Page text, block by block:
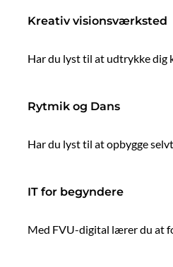
Kreativ visionsværksted
Har du lyst til at udtrykke dig
Rytmik og Dans
Har du lyst til at opbygge
IT for begyndere
Med FVU-digital lærer du at